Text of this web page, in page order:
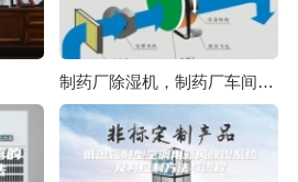
制药厂除湿机，制药厂车间湿度控制设备